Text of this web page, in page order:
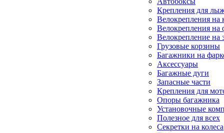
Крепления для
Велокрепления
Велокрепления на
Велокрепление на
Грузовые корзины
Багажники на
Аксессуары
Багажные дуги
Запасные части
Крепления для
Опоры багажника
Установочные
Полезное для всех
Секретки на колеса